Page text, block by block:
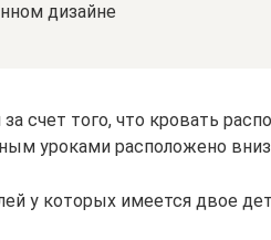
дизайне
счет того, что кровать
уроками расположено
у которых имеется двое